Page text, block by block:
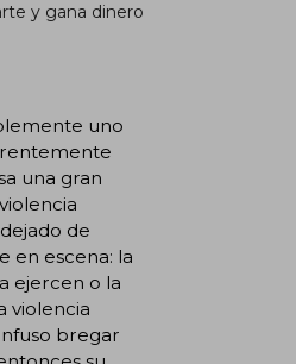
y gana dinero
uno
una gran
de
en escena: la
ejercen o la
violencia
bregar